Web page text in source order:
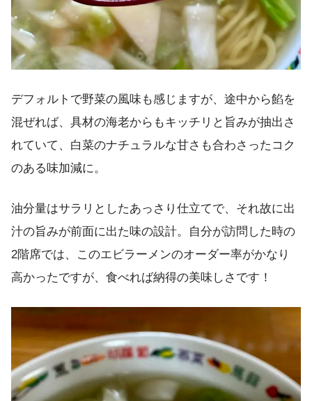
デフォルトで野菜の風味も感じますが、途中から餡を
混ぜれば、具材の海老からもキッチリと旨みが抽出さ
れていて、白菜のナチュラルな甘さも合わさったコク
のある味加減に。
油分量はサラリとしたあっさり仕立てで、それ故に出
汁の旨みが前面に出た味の設計。自分が訪問した時の
2階席では、このエビラーメンのオーダー率がかなり
高かったですが、食べれば納得の美味しさです！